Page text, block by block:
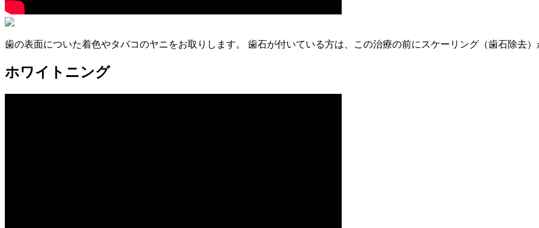
歯の表面についた着色やタバコのヤニをお取りします。 歯石が付いている方は、この治療の前にスケーリング（歯石除去）
ホワイトニング